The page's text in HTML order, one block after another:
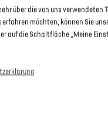
über die von uns verwendeten
erfahren möchten, können Sie
auf die Schaltfläche „Meine